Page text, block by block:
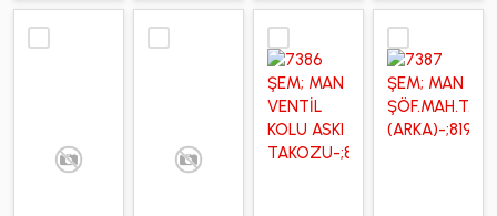
TAKOZU
(ARKA)
LASTİĞİ
(Q
SİLİKON)
(ALT)